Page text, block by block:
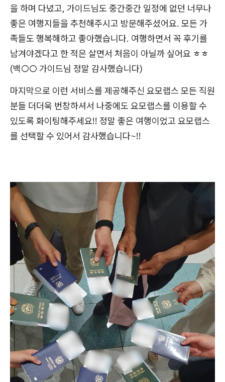
을 하며 다녔고, 가이드님도 중간중간 일정에 없던 너무나
좋은 여행지들을 추천해주시고 방문해주셨어요. 모든 가
족들도 행복해하고 좋아했습니다. 여행하면서 꼭 후기를
남겨야겠다고 한 적은 살면서 처음이 아닐까 싶어요 ㅎㅎ
(백○○ 가이드님 정말 감사했습니다)
마지막으로 이런 서비스를 제공해주신 요모랩스 모든 직원
분들 더더욱 번창하셔서 나중에도 요모랩스를 이용할 수
있도록 화이팅해주세요!! 정말 좋은 여행이었고 요모랩스
를 선택할 수 있어서 감사했습니다~!!